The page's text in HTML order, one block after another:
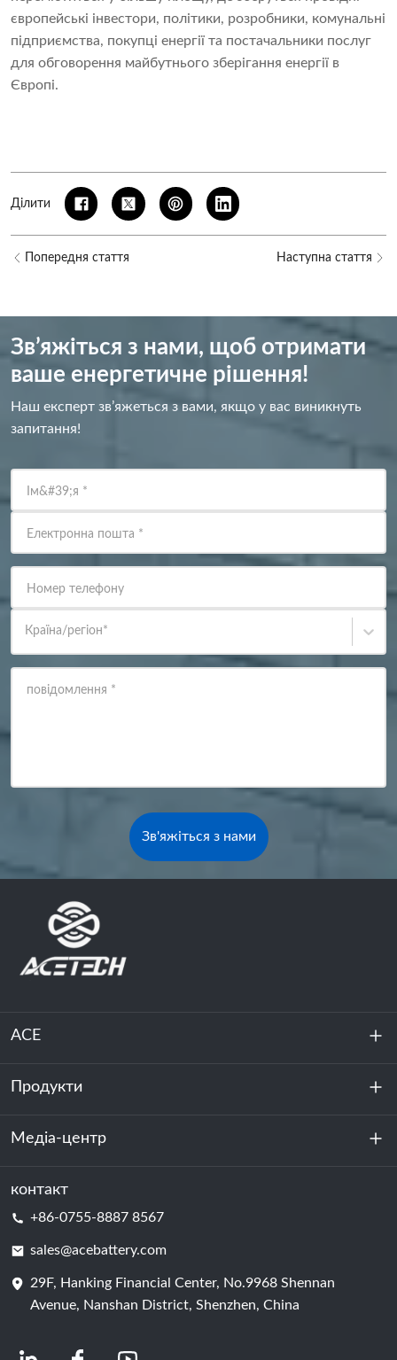
європейські інвестори, політики, розробники, комунальні
підприємства, покупці енергії та постачальники послуг
для обговорення майбутнього зберігання енергії в
Європі.
Ділити
Попередня стаття Наступна стаття
Зв’яжіться з нами, щоб отримати
ваше енергетичне рішення!
Наш експерт зв’яжеться з вами, якщо у вас виникнуть
запитання!
Ім&#39;я *
Електронна пошта *
Номер телефону
Країна/регіон*
повідомлення *
Зв'яжіться з нами
ACE
Про нас
Стійкість
Продукти
Зберігання енергії
Центр обробки даних та серверна кімната
Елемент батареї
Медіа-центр
Новини
контакт
+86-0755-8887 8567
sales@acebattery.com
29F, Hanking Financial Center, No.9968 Shennan
Avenue, Nanshan District, Shenzhen, China